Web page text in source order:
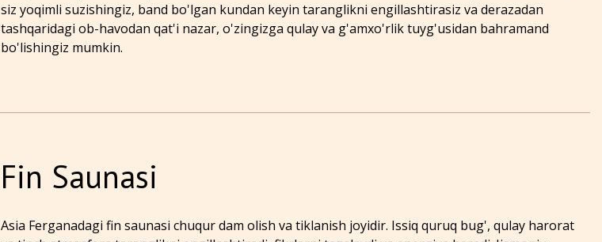
siz yoqimli suzishingiz, band bo'lgan kundan keyin taranglikni engillashtirasiz va derazadan
tashqaridagi ob-havodan qat'i nazar, o'zingizga qulay va g'amxo'rlik tuyg'usidan bahramand
bo'lishingiz mumkin.
Fin Saunasi
Asia Ferganadagi fin saunasi chuqur dam olish va tiklanish joyidir. Issiq quruq bug', qulay harorat